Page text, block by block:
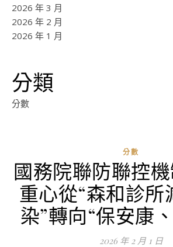
2026 年 3 月
2026 年 2 月
2026 年 1 月
分類
分數
分數
國務院聯防聯控
重心從“森和診所
染”轉向“保安康
2026 年 2 月 1 日